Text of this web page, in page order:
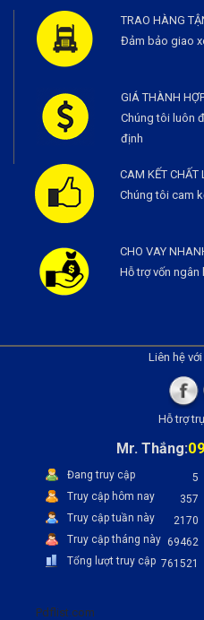
TRAO HÀNG
Đảm bảo giao
GIÁ THÀNH
Chúng tôi luôn
định
CAM KẾT CHẤT
Chúng tôi cam
CHO VAY
Hỗ trợ vốn ngân
Liên hệ
Hỗ trợ
Mr. Thắng:
Đang truy cập
5
Truy cập hôm nay
357
Truy cập tuần này
2170
Truy cập tháng này 69462
Tổng lượt truy cập 761521
Pdflist.com